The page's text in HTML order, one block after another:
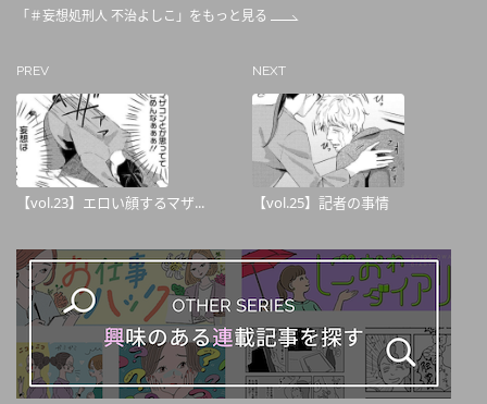
「＃妄想処刑人 不治よしこ」をもっと見る
PREV
【vol.23】エロい顔するマザ...
NEXT
【vol.25】記者の事情